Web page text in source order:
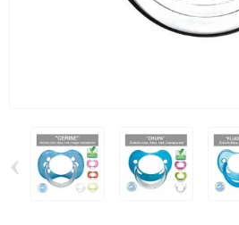
‹